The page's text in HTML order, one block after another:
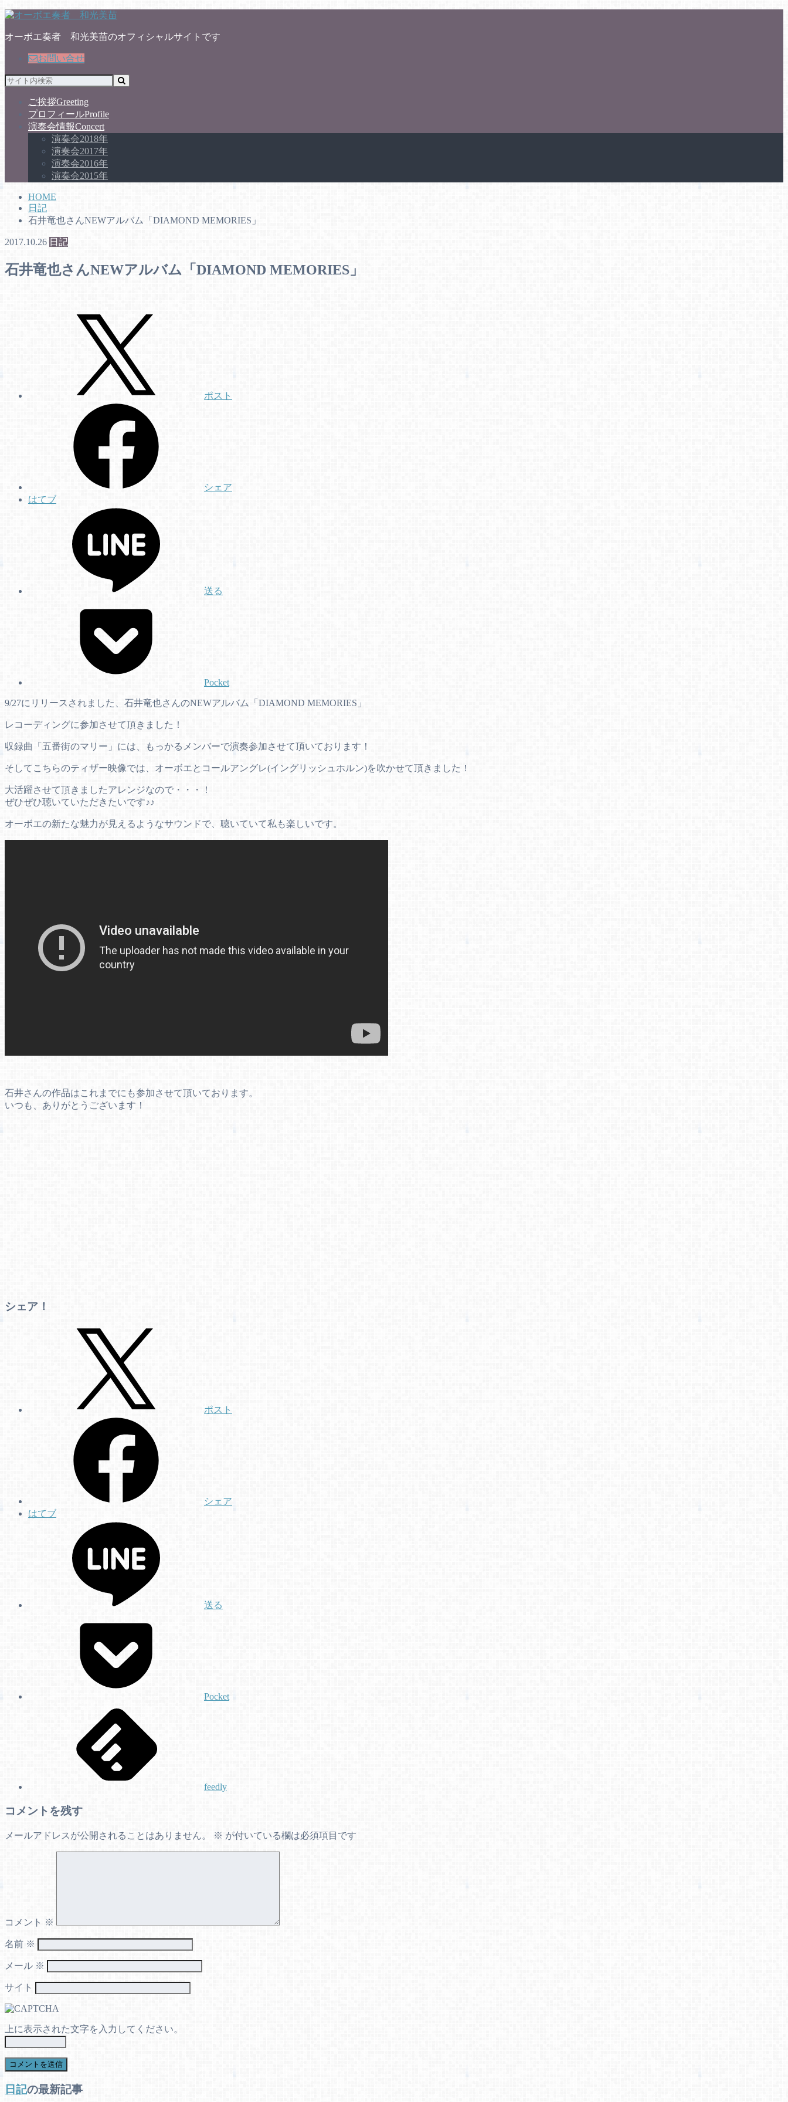
オーボエ奏者 和光美苗のオフィシャルサイトです
お問い合せ
ご挨拶Greeting
プロフィールProfile
演奏会情報Concert
演奏会2018年
演奏会2017年
演奏会2016年
演奏会2015年
HOME
日記
石井竜也さんNEWアルバム「DIAMOND MEMORIES」
2017.10.26 日記
石井竜也さんNEWアルバム「DIAMOND MEMORIES」
ポスト
シェア
はてブ
送る
Pocket
9/27にリリースされました、石井竜也さんのNEWアルバム「DIAMOND MEMORIES」
レコーディングに参加させて頂きました！
収録曲「五番街のマリー」には、もっかるメンバーで演奏参加させて頂いております！
そしてこちらのティザー映像では、オーボエとコールアングレ(イングリッシュホルン)を吹かせて頂きました！
大活躍させて頂きましたアレンジなので・・・！
ぜひぜひ聴いていただきたいです♪♪
オーボエの新たな魅力が見えるようなサウンドで、聴いていて私も楽しいです。
石井さんの作品はこれまでにも参加させて頂いております。
いつも、ありがとうございます！
シェア！
ポスト
シェア
はてブ
送る
Pocket
feedly
コメントを残す
メールアドレスが公開されることはありません。 ※ が付いている欄は必須項目です
コメント ※
名前 ※
メール ※
サイト
上に表示された文字を入力してください。
日記の最新記事